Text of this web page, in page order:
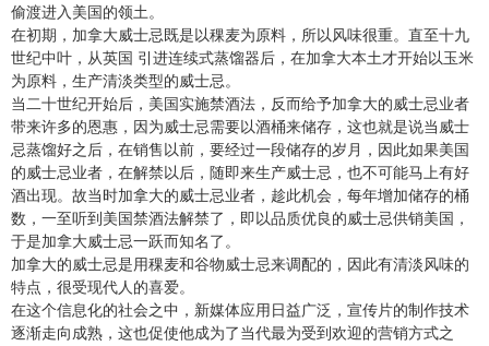
偷渡进入美国的领土。
在初期，加拿大威士忌既是以稞麦为原料，所以风味很重。直至十九
世纪中叶，从英国 引进连续式蒸馏器后，在加拿大本土才开始以玉米
为原料，生产清淡类型的威士忌。
当二十世纪开始后，美国实施禁酒法，反而给予加拿大的威士忌业者
带来许多的恩惠，因为威士忌需要以酒桶来储存，这也就是说当威士
忌蒸馏好之后，在销售以前，要经过一段储存的岁月，因此如果美国
的威士忌业者，在解禁以后，随即来生产威士忌，也不可能马上有好
酒出现。故当时加拿大的威士忌业者，趁此机会，每年增加储存的桶
数，一至听到美国禁酒法解禁了，即以品质优良的威士忌供销美国，
于是加拿大威士忌一跃而知名了。
加拿大的威士忌是用稞麦和谷物威士忌来调配的，因此有清淡风味的
特点，很受现代人的喜爱。
在这个信息化的社会之中，新媒体应用日益广泛，宣传片的制作技术
逐渐走向成熟，这也促使他成为了当代最为受到欢迎的营销方式之